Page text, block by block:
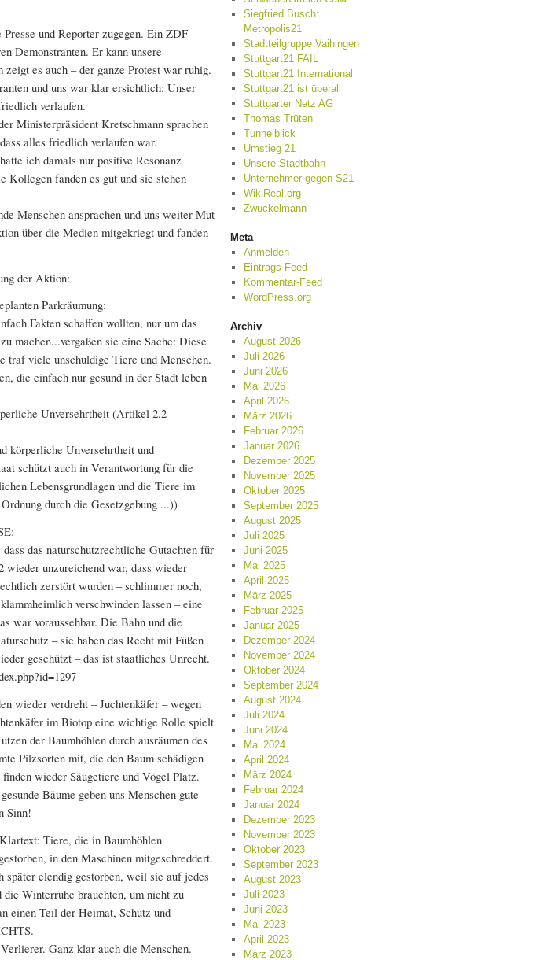
und Reporter zugegen. Ein ZDF-
Demonstranten. Er kann unsere
es auch – der ganze Protest war ruhig.
und uns war klar ersichtlich: Unser
verlaufen.
Ministerpräsident Kretschmann sprachen
alles friedlich verlaufen war.
ich damals nur positive Resonanz
Kollegen fanden es gut und sie stehen
Menschen ansprachen und uns weiter Mut
über die Medien mitgekriegt und fanden
der Aktion:
Parkräumung:
Fakten schaffen wollten, nur um das
machen...vergaßen sie eine Sache: Diese
traf viele unschuldige Tiere und Menschen.
die einfach nur gesund in der Stadt leben
Unversehrtheit (Artikel 2.2
körperliche Unversehrtheit und
schützt auch in Verantwortung für die
Lebensgrundlagen und die Tiere im
durch die Gesetzgebung ...))
das naturschutzrechtliche Gutachten für
wieder unzureichend war, dass wieder
zerstört wurden – schlimmer noch,
verschwinden lassen – eine
war voraussehbar. Die Bahn und die
– sie haben das Recht mit Füßen
geschützt – das ist staatliches Unrecht.
wieder verdreht – Juchtenkäfer – wegen
im Biotop eine wichtige Rolle spielt
der Baumhöhlen durch ausräumen des
Pilzsorten mit, die den Baum schädigen
wieder Säugetiere und Vögel Platz.
Bäume geben uns Menschen gute
Sinn!
Tiere, die in Baumhöhlen
in den Maschinen mitgeschreddert.
elendig gestorben, weil sie auf jedes
Winterruhe brauchten, um nicht zu
einen Teil der Heimat, Schutz und
Ganz klar auch die Menschen.
Siegfried Busch:
Metropolis21
Stadtteilgruppe Vaihingen
Stuttgart21 FAIL
Stuttgart21 International
Stuttgart21 ist überall
Stuttgarter Netz AG
Thomas Trüten
Tunnelblick
Umstieg 21
Unsere Stadtbahn
Unternehmer gegen S21
WikiReal.org
Zwuckelmann
Meta
Anmelden
Eintrags-Feed
Kommentar-Feed
WordPress.org
Archiv
August 2026
Juli 2026
Juni 2026
Mai 2026
April 2026
März 2026
Februar 2026
Januar 2026
Dezember 2025
November 2025
Oktober 2025
September 2025
August 2025
Juli 2025
Juni 2025
Mai 2025
April 2025
März 2025
Februar 2025
Januar 2025
Dezember 2024
November 2024
Oktober 2024
September 2024
August 2024
Juli 2024
Juni 2024
Mai 2024
April 2024
März 2024
Februar 2024
Januar 2024
Dezember 2023
November 2023
Oktober 2023
September 2023
August 2023
Juli 2023
Juni 2023
Mai 2023
April 2023
März 2023